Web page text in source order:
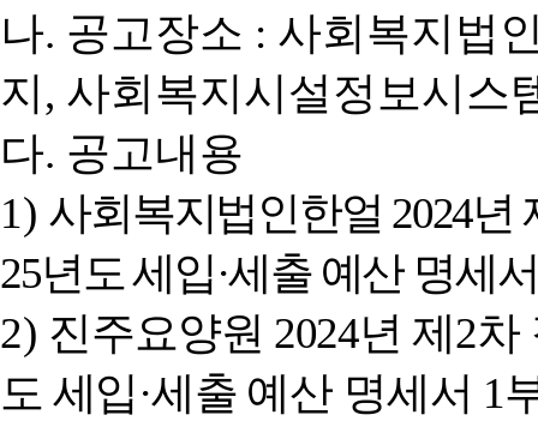
나. 공고장소 : 사회복지법
지 , 사회복지시설정보시스
다. 공고내용
1) 사회복지법인한얼 2024년
25년도 세입·세출 예산 명세
2) 진주요양원 2024년 제 2차
도 세입·세출 예산 명세서 1